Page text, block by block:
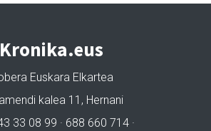
Kronika.eus
Euskara Elkartea
kalea 11, Hernani
33 08 99 · 688 660 714 ·